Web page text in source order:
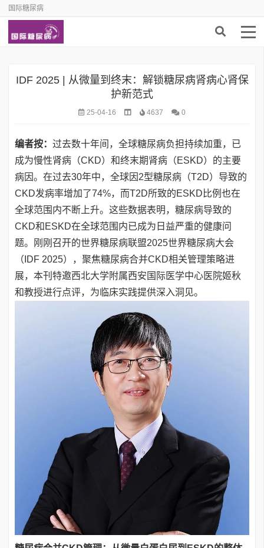
国际糖尿病
IDF 2025 | 从微量到终末：解锁糖尿病肾病心肾保
护新范式
25-04-16 4637 0
编者按： 过去数十年间，全球糖尿病负担持续加重，已
成为慢性肾病（CKD）和终末期肾病（ESKD）的主要
病因。在过去30年中，全球因2型糖尿病（T2D）导致的
CKD发病率增加了74%，而T2D所致的ESKD比例也在
全球范围内不断上升。这些数据表明，糖尿病导致的
CKD和ESKD在全球范围内已成为日益严重的健康问
题。刚刚召开的世界糖尿病联盟2025世界糖尿病大会
（IDF 2025），聚焦糖尿病合并CKD相关管理策略进
展，本刊特邀西北大学附属西安国际医学中心医院姬秋
和教授进行点评，为临床实践提供深入洞见。